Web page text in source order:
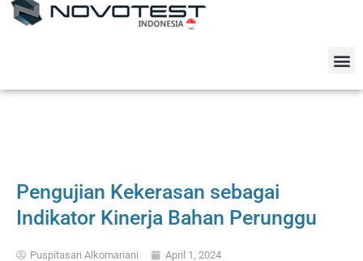
Pengujian Kekerasan sebagai
Indikator Kinerja Bahan Perunggu
Puspitasari Alkomariani April 1, 2024